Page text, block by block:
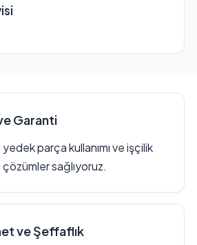
Garanti
parça kullanımı ve işçilik
çözümler sağlıyoruz.
ve Şeffaflık